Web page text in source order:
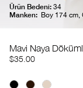
Ürün Bedeni: 34
Manken: Boy 174 cm,
Mavi Naya
$35.00